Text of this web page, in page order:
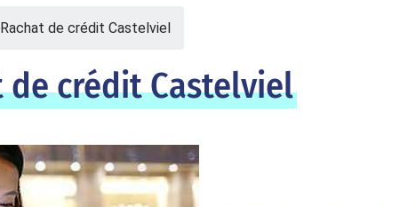
Rachat de crédit Castelviel
de crédit Castelviel